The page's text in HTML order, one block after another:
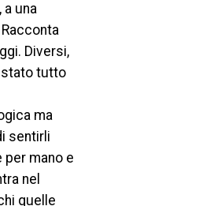
una
Diversi,
stato tutto
ma
sentirli
mano e
nel
quelle